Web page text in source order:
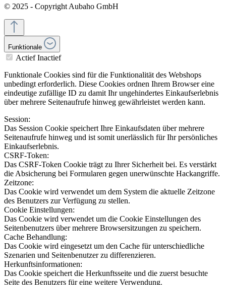
© 2025 - Copyright Aubaho GmbH
Funktionale
Actief Inactief
Funktionale Cookies sind für die Funktionalität des Webshops
unbedingt erforderlich. Diese Cookies ordnen Ihrem Browser eine
eindeutige zufällige ID zu damit Ihr ungehindertes Einkaufserlebnis
über mehrere Seitenaufrufe hinweg gewährleistet werden kann.
Session:
Das Session Cookie speichert Ihre Einkaufsdaten über mehrere
Seitenaufrufe hinweg und ist somit unerlässlich für Ihr persönliches
Einkaufserlebnis.
CSRF-Token:
Das CSRF-Token Cookie trägt zu Ihrer Sicherheit bei. Es verstärkt
die Absicherung bei Formularen gegen unerwünschte Hackangriffe.
Zeitzone:
Das Cookie wird verwendet um dem System die aktuelle Zeitzone
des Benutzers zur Verfügung zu stellen.
Cookie Einstellungen:
Das Cookie wird verwendet um die Cookie Einstellungen des
Seitenbenutzers über mehrere Browsersitzungen zu speichern.
Cache Behandlung:
Das Cookie wird eingesetzt um den Cache für unterschiedliche
Szenarien und Seitenbenutzer zu differenzieren.
Herkunftsinformationen:
Das Cookie speichert die Herkunftsseite und die zuerst besuchte
Seite des Benutzers für eine weitere Verwendung.